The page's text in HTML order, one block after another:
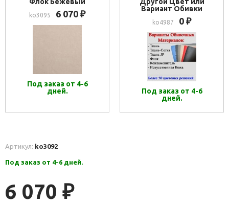
Флок Бежевый
ko3095 6 070 ₽
Под заказ от 4-6
дней.
Другой Цвет или
Вариант Обивки
ko4987 0 ₽
Под заказ от 4-6
дней.
Артикул: ko3092
Под заказ от 4-6 дней.
6 070 ₽